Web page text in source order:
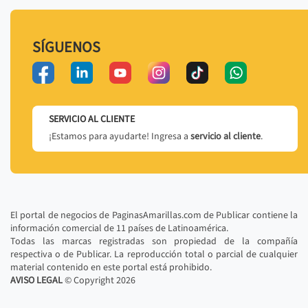
SÍGUENOS
SERVICIO AL CLIENTE
¡Estamos para ayudarte! Ingresa a servicio al cliente.
El portal de negocios de PaginasAmarillas.com de Publicar contiene la
información comercial de 11 países de Latinoamérica.
Todas las marcas registradas son propiedad de la compañía
respectiva o de Publicar. La reproducción total o parcial de cualquier
material contenido en este portal está prohibido.
AVISO LEGAL© Copyright2026